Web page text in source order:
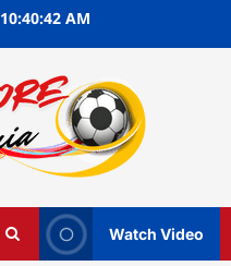
10:40:43 AM
Watch Video